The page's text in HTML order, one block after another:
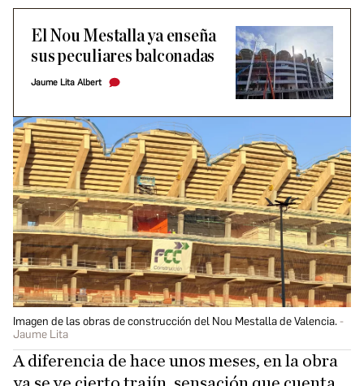
El Nou Mestalla ya enseña
sus peculiares balconadas
Jaume Lita Albert
Imagen de las obras de construcción del Nou Mestalla de Valencia.
Jaume Lita
A diferencia de hace unos meses, en la obra